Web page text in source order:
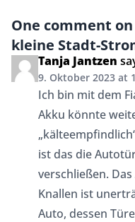
One comment on
kleine Stadt-
Tanja Jantzen
9. Oktober 2023 at
Ich bin mit dem
Akku könnte
ist das die
verschließen.
Knallen ist
Auto, dessen